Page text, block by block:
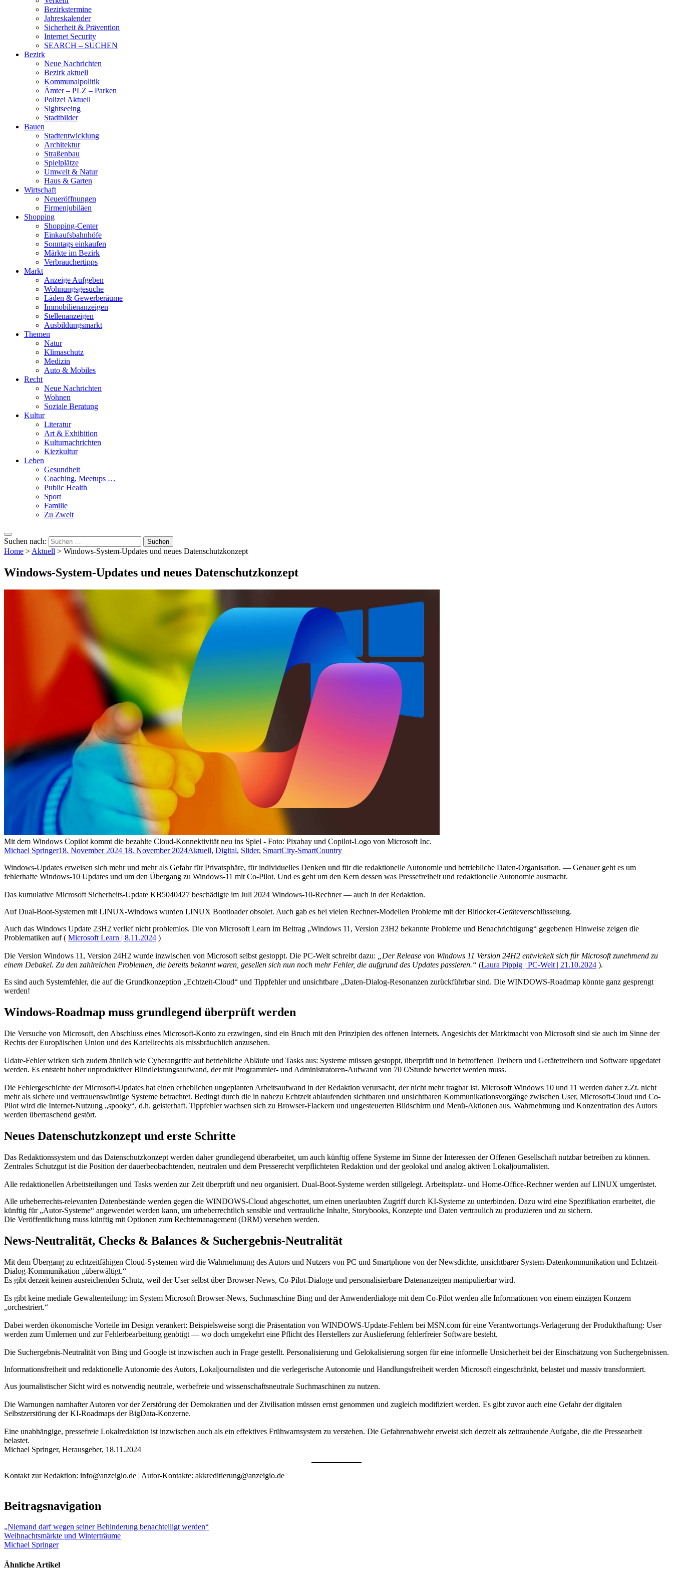
Bezirkstermine
Jahreskalender
Sicherheit & Prävention
Internet Security
SEARCH – SUCHEN
Bezirk
Neue Nachrichten
Bezirk aktuell
Kommunalpolitik
Ämter – PLZ – Parken
Polizei Aktuell
Sightseeing
Stadtbilder
Bauen
Stadtentwicklung
Architektur
Straßenbau
Spielplätze
Umwelt & Natur
Haus & Garten
Wirtschaft
Neueröffnungen
Firmenjubiläen
Shopping
Shopping-Center
Einkaufsbahnhöfe
Sonntags einkaufen
Märkte im Bezirk
Verbrauchertipps
Markt
Anzeige Aufgeben
Wohnungsgesuche
Läden & Gewerberäume
Immobilienanzeigen
Stellenanzeigen
Ausbildungsmarkt
Themen
Natur
Klimaschutz
Medizin
Auto & Mobiles
Recht
Neue Nachrichten
Wohnen
Soziale Beratung
Kultur
Literatur
Art & Exhibition
Kulturnachrichten
Kiezkultur
Leben
Gesundheit
Coaching, Meetups …
Public Health
Sport
Familie
Zu Zweit
Suchen nach:
Home >Aktuell > Windows-System-Updates und neues Datenschutzkonzept
Windows-System-Updates und neues Datenschutzkonzept
Mit dem Windows Copilot kommt die bezahlte Cloud-Konnektivität neu ins Spiel - Foto: Pixabay und Copilot-Logo von Microsoft Inc.
Michael Springer18. November 2024 18. November 2024Aktuell, Digital, Slider, SmartCity-SmartCountry
Windows-Updates erweisen sich mehr und mehr als Gefahr für Privatsphäre, für individuelles Denken und für die redaktionelle Autonomie und betriebliche Daten-Organisation. — Genauer geht es um
fehlerhafte Windows-10 Updates und um den Übergang zu Windows-11 mit Co-Pilot. Und es geht um den Kern dessen was Pressefreiheit und redaktionelle Autonomie ausmacht.
Das kumulative Microsoft Sicherheits-Update KB5040427 beschädigte im Juli 2024 Windows-10-Rechner — auch in der Redaktion.
Auf Dual-Boot-Systemen mit LINUX-Windows wurden LINUX Bootloader obsolet. Auch gab es bei vielen Rechner-Modellen Probleme mit der Bitlocker-Geräteverschlüsselung.
Auch das Windows Update 23H2 verlief nicht problemlos. Die von Microsoft Learn im Beitrag „Windows 11, Version 23H2 bekannte Probleme und Benachrichtigung“ gegebenen Hinweise zeigen die
Problematiken auf ( Microsoft Learn | 8.11.2024 )
Die Version Windows 11, Version 24H2 wurde inzwischen von Microsoft selbst gestoppt. Die PC-Welt schreibt dazu:
„Der Release von Windows 11 Version 24H2 entwickelt sich für Microsoft zunehmend zu
einem Debakel. Zu den zahlreichen Problemen, die bereits bekannt waren, gesellen sich nun noch mehr Fehler, die aufgrund des Updates passieren.“ (Laura Pippig | PC-Welt | 21.10.2024 ).
Es sind auch Systemfehler, die auf die Grundkonzeption „Echtzeit-Cloud“ und Tippfehler und unsichtbare „Daten-Dialog-Resonanzen zurückführbar sind. Die WINDOWS-Roadmap könnte ganz gesprengt
werden!
Windows-Roadmap muss grundlegend überprüft werden
Die Versuche von Microsoft, den Abschluss eines Microsoft-Konto zu erzwingen, sind ein Bruch mit den Prinzipien des offenen Internets. Angesichts der Marktmacht von Microsoft sind sie auch im Sinne der
Rechts der Europäischen Union und des Kartellrechts als missbräuchlich anzusehen.
Udate-Fehler wirken sich zudem ähnlich wie Cyberangriffe auf betriebliche Abläufe und Tasks aus: Systeme müssen gestoppt, überprüft und in betroffenen Treibern und Gerätetreibern und Software upgedatet
werden. Es entsteht hoher unproduktiver Blindleistungsaufwand, der mit Programmier- und Administratoren-Aufwand von 70 €/Stunde bewertet werden muss.
Die Fehlergeschichte der Microsoft-Updates hat einen erheblichen ungeplanten Arbeitsaufwand in der Redaktion verursacht, der nicht mehr tragbar ist. Microsoft Windows 10 und 11 werden daher z.Zt. nicht
mehr als sichere und vertrauenswürdige Systeme betrachtet. Bedingt durch die in nahezu Echtzeit ablaufenden sichtbaren und unsichtbaren Kommunikationsvorgänge zwischen User, Microsoft-Cloud und Co-
Pilot wird die Internet-Nutzung „spooky“, d.h. geisterhaft. Tippfehler wachsen sich zu Browser-Flackern und ungesteuerten Bildschirm und Menü-Aktionen aus. Wahrnehmung und Konzentration des Autors
werden überraschend gestört.
Neues Datenschutzkonzept und erste Schritte
Das Redaktionssystem und das Datenschutzkonzept werden daher grundlegend überarbeitet, um auch künftig offene Systeme im Sinne der Interessen der Offenen Gesellschaft nutzbar betreiben zu können.
Zentrales Schutzgut ist die Position der dauerbeobachtenden, neutralen und dem Presserecht verpflichteten Redaktion und der geolokal und analog aktiven Lokaljournalisten.
Alle redaktionellen Arbeitsteilungen und Tasks werden zur Zeit überprüft und neu organisiert. Dual-Boot-Systeme werden stillgelegt. Arbeitsplatz- und Home-Office-Rechner werden auf LINUX umgerüstet.
Alle urheberrechts-relevanten Datenbestände werden gegen die WINDOWS-Cloud abgeschottet, um einen unerlaubten Zugriff durch KI-Systeme zu unterbinden. Dazu wird eine Spezifikation erarbeitet, die
künftig für „Autor-Systeme“ angewendet werden kann, um urheberrechtlich sensible und vertrauliche Inhalte, Storybooks, Konzepte und Daten vertraulich zu produzieren und zu sichern.
Die Veröffentlichung muss künftig mit Optionen zum Rechtemanagement (DRM) versehen werden.
News-Neutralität, Checks & Balances & Suchergebnis-Neutralität
Mit dem Übergang zu echtzeitfähigen Cloud-Systemen wird die Wahrnehmung des Autors und Nutzers von PC und Smartphone von der Newsdichte, unsichtbarer System-Datenkommunikation und Echtzeit-
Dialog-Kommunikation „überwältigt.“
Es gibt derzeit keinen ausreichenden Schutz, weil der User selbst über Browser-News, Co-Pilot-Dialoge und personalisierbare Datenanzeigen manipulierbar wird.
Es gibt keine mediale Gewaltenteilung: im System Microsoft Browser-News, Suchmaschine Bing und der Anwenderdialoge mit dem Co-Pilot werden alle Informationen von einem einzigen Konzern
„orchestriert.“
Dabei werden ökonomische Vorteile im Design verankert: Beispielsweise sorgt die Präsentation von WINDOWS-Update-Fehlern bei MSN.com für eine Verantwortungs-Verlagerung der Produkthaftung: User
werden zum Umlernen und zur Fehlerbearbeitung genötigt — wo doch umgekehrt eine Pflicht des Herstellers zur Auslieferung fehlerfreier Software besteht.
Die Suchergebnis-Neutralität von Bing und Google ist inzwischen auch in Frage gestellt. Personalisierung und Gelokalisierung sorgen für eine informelle Unsicherheit bei der Einschätzung von Suchergebnissen.
Informationsfreiheit und redaktionelle Autonomie des Autors, Lokaljournalisten und die verlegerische Autonomie und Handlungsfreiheit werden Microsoft eingeschränkt, belastet und massiv transformiert.
Aus journalistischer Sicht wird es notwendig neutrale, werbefreie und wissenschaftsneutrale Suchmaschinen zu nutzen.
Die Warnungen namhafter Autoren vor der Zerstörung der Demokratien und der Zivilisation müssen ernst genommen und zugleich modifiziert werden. Es gibt zuvor auch eine Gefahr der digitalen
Selbstzerstörung der KI-Roadmaps der BigData-Konzerne.
Eine unabhängige, pressefreie Lokalredaktion ist inzwischen auch als ein effektives Frühwarnsystem zu verstehen. Die Gefahrenabwehr erweist sich derzeit als zeitraubende Aufgabe, die die Pressearbeit
belastet.
Michael Springer, Herausgeber, 18.11.2024
Kontakt zur Redaktion: info@anzeigio.de | Autor-Kontakte: akkreditierung@anzeigio.de
Beitragsnavigation
„Niemand darf wegen seiner Behinderung benachteiligt werden“
Weihnachtsmärkte und Winterträume
Michael Springer
Ähnliche Artikel